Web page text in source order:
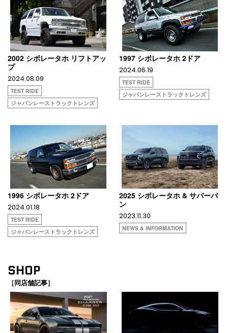
2002 シボレータホ リフトアッ
プ
2024.08.09
TEST RIDE
ジャパンレーストラックトレンズ
1997 シボレータホ 2ドア
2024.06.19
TEST RIDE
ジャパンレーストラックトレンズ
1996 シボレータホ 2ドア
2024.01.18
TEST RIDE
ジャパンレーストラックトレンズ
2025 シボレータホ & サバーバ
ン
2023.11.30
NEWS & INFORMATION
SHOP
［同店舗記事］